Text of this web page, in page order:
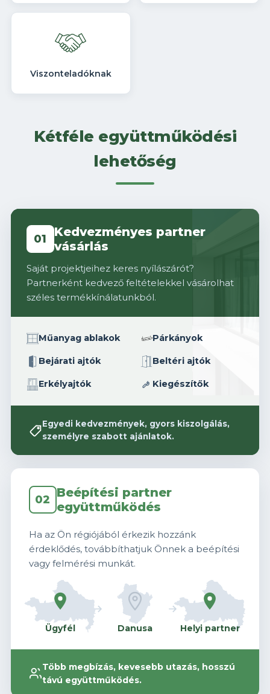
Viszonteladóknak
Kétféle együttműködési
lehetőség
01
Kedvezményes partner
vásárlás
Saját projektjeihez keres nyílászárót?
Partnerként kedvező feltételekkel vásárolhat
széles termékkínálatunkból.
Műanyag ablakok Párkányok
Bejárati ajtók Beltéri ajtók
Erkélyajtók Kiegészítők
Egyedi kedvezmények, gyors kiszolgálás,
személyre szabott ajánlatok.
02 Beépítési partner
együttműködés
Ha az Ön régiójából érkezik hozzánk
érdeklődés, továbbíthatjuk Önnek a beépítési
vagy felmérési munkát.
Ügyfél Danusa Helyi partner
Több megbízás, kevesebb utazás, hosszú
távú együttműködés.